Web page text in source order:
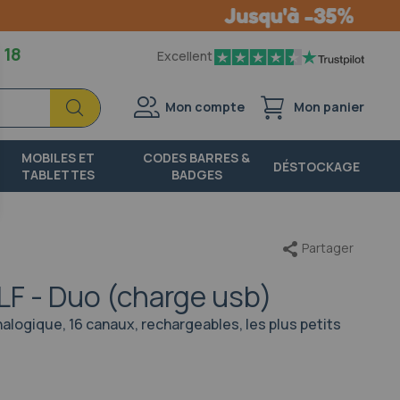
18 Excellent
Chercher
Chercher
Mon compte Mon panier
MOBILES ET
TABLETTES
CODES BARRES &
BADGES
DÉSTOCKAGE
- Duo (charge usb)
16 canaux, rechargeables, les plus petits
Partager